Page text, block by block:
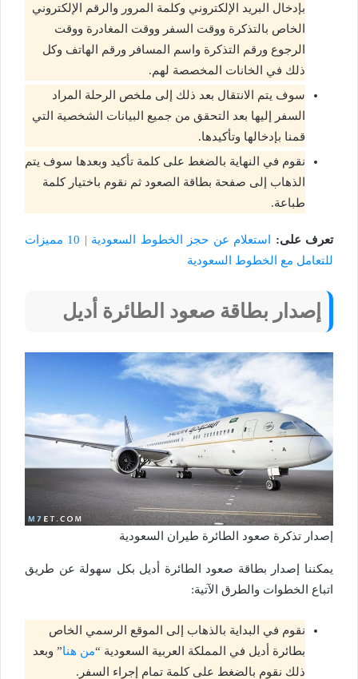
بإدخال البريد الإلكتروني وكلمة المرور والرقم الإلكتروني
الخاص بالتذكرة ووقت السفر ووقت المغادرة ووقت
الرجوع ورقم التذكرة واسم المسافر ورقم الهاتف وكل
ذلك في الخانات المخصصة لهم.
سوف يتم الانتقال بعد ذلك إلى ملخص الرحلة المراد
السفر إليها بعد التحقق من جميع البيانات الشخصية التي
قمنا بإدخالها وتأكيدها.
نقوم في النهاية بالضغط على كلمة تأكيد وبعدها سوف يتم
الذهاب إلى صفحة بطاقة الصعود ثم نقوم باختيار كلمة
طباعة.
تعرف على:
استعلام عن حجز الخطوط السعودية | 10 مميزات
للتعامل مع الخطوط السعودية
إصدار بطاقة صعود الطائرة أديل
إصدار تذكرة صعود الطائرة طيران السعودية
يمكننا إصدار بطاقة صعود الطائرة أديل بكل سهولة عن طريق
اتباع الخطوات والطرق الآتية:
نقوم في البداية بالذهاب إلى الموقع الرسمي الخاص
بطائرة أديل في المملكة العربية السعودية “من هنا” وبعد
ذلك نقوم بالضغط على كلمة تمام إجراء السفر.